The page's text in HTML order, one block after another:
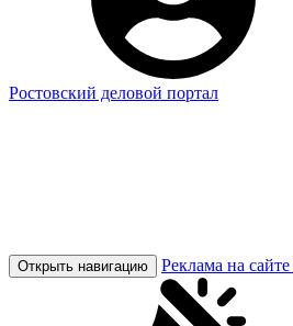
Ростовский деловой портал
Открыть навигацию Реклама на сайте